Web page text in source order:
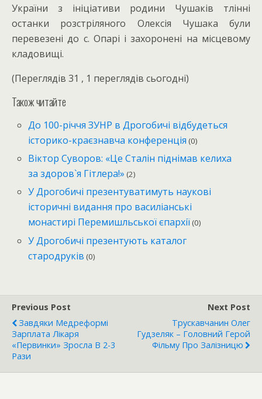
України з ініціативи родини Чушаків тлінні
останки розстріляного Олексія Чушака були
перевезені до с. Опарі і захоронені на місцевому
кладовищі.
(Переглядів 31 , 1 переглядів сьогодні)
Також читайте
До 100-річчя ЗУНР в Дрогобичі відбудеться
історико-краєзнавча конференція (0)
Вiктор Суворов: «Це Сталiн пiднiмав келиха
за здоров`я Гiтлера!» (2)
У Дрогобичі презентуватимуть наукові
історичні видання про василіанські
монастирі Перемишльської єпархії (0)
У Дрогобичі презентують каталог
стародруків (0)
Previous Post
Завдяки Медреформі
Зарплата Лікаря
«первинки» Зросла В 2-3
Рази
Next Post
Трускавчанин Олег
Гудзеляк – Головний Герой
Фільму Про Залізницю